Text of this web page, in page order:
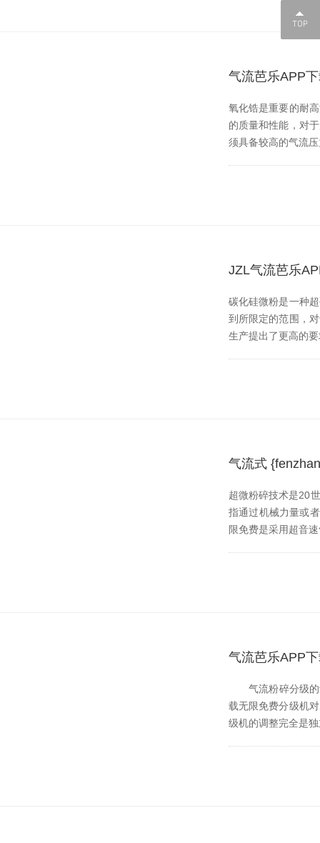
气流芭乐APP
氧化锆是重要的耐高
的质量和性能，
须具备较高的气流
JZL气流芭乐
碳化硅微粉是一种超
到所限定的范围，
生产提出了更高的要求
气流式
超微粉碎技术是20世
指通过机械力量或者
限免费是采用超音速
气流芭乐APP下
气流粉碎分级的动
载无限免费分级机对产
级机的调整完全是独